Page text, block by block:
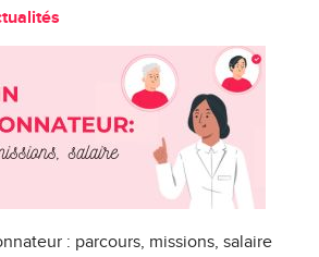
: parcours, missions, salaire